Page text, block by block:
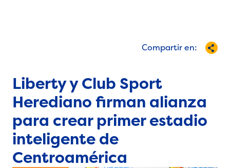
Compartir en:
Liberty y Club Sport
Herediano firman alianza
para crear primer estadio
inteligente de
Centroamérica